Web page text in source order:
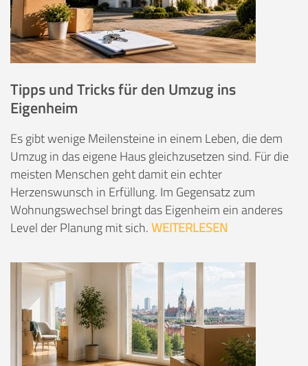
Tipps und Tricks für den Umzug ins
Eigenheim
Es gibt wenige Meilensteine in einem Leben, die dem
Umzug in das eigene Haus gleichzusetzen sind. Für die
meisten Menschen geht damit ein echter
Herzenswunsch in Erfüllung. Im Gegensatz zum
Wohnungswechsel bringt das Eigenheim ein anderes
Level der Planung mit sich.WEITERLESEN